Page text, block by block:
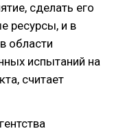
сделать его
ресурсы, и в
области
испытаний на
считает